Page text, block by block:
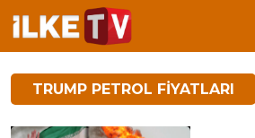
TRUMP PETROL FIYATLARI